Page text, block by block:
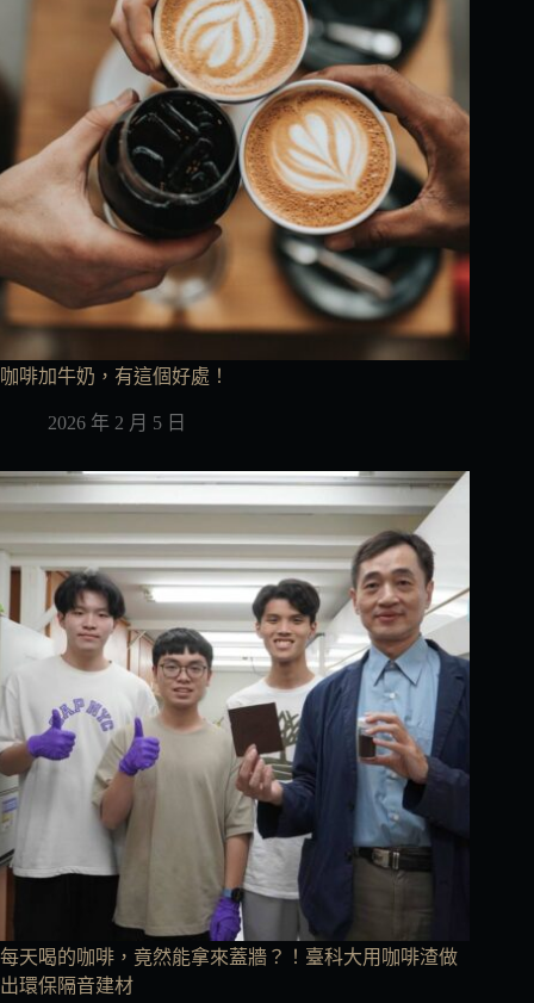
咖啡加牛奶，有這個好處！
2026 年 2 月 5 日
每天喝的咖啡，竟然能拿來蓋牆？！臺科大用咖啡渣做
出環保隔音建材